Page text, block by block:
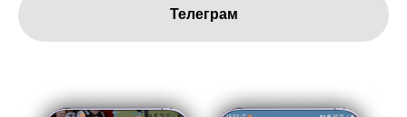
Телеграм